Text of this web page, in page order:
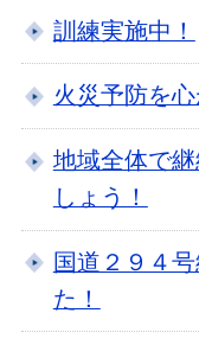
訓練実施中！
火災予防を心
地域全体で
しょう！
国道２９４
た！